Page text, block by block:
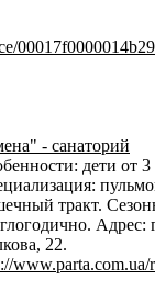
- санаторий
дети от 3
тракт.
Адрес:
22.
www.parta.com.ua/